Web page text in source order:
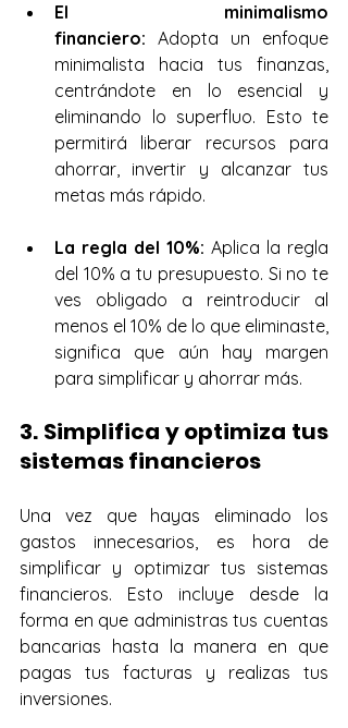
El minimalismo
financiero: Adopta un enfoque
minimalista hacia tus finanzas,
centrándote en lo esencial y
eliminando lo superfluo. Esto te
permitirá liberar recursos para
ahorrar, invertir y alcanzar tus
metas más rápido.
La regla del 10%: Aplica la regla
del 10% a tu presupuesto. Si no te
ves obligado a reintroducir al
menos el 10% de lo que eliminaste,
significa que aún hay margen
para simplificar y ahorrar más.
3. Simplifica y optimiza tus
sistemas financieros
Una vez que hayas eliminado los
gastos innecesarios, es hora de
simplificar y optimizar tus sistemas
financieros. Esto incluye desde la
forma en que administras tus cuentas
bancarias hasta la manera en que
pagas tus facturas y realizas tus
inversiones.